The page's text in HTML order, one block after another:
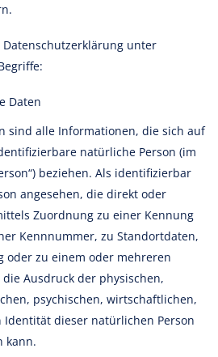
unter
Daten
sind alle Informationen, die sich auf
natürliche Person (im
beziehen. Als identifizierbar
angesehen, die direkt oder
Zuordnung zu einer Kennung
Kennnummer, zu Standortdaten,
oder zu einem oder mehreren
Ausdruck der physischen,
psychischen, wirtschaftlichen,
dieser natürlichen Person
kann.